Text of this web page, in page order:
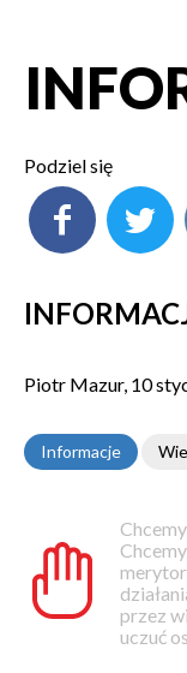
Podziel się
Piotr Mazur, 10
Informacje
przez
uczuć